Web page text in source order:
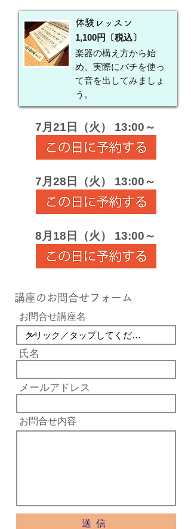
体験レッスン
1,100円〔税込〕
楽器の構え方から始
め、実際にバチを使っ
て音を出してみましょ
う。
7月21日（火） 13:00～
7月28日（火） 13:00～
8月18日（火） 13:00～
講座のお問合せフォーム
お問合せ講座名
氏名
メールアドレス
お問合せ内容
送信